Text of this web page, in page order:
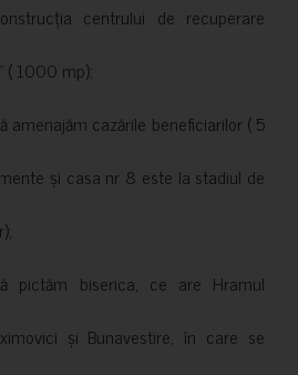
centrului de recuperare
( 1000 mp);
amenajăm cazările beneficiarilor ( 5
și casa nr 8 este la stadiul de
pictăm biserica, ce are Hramul
și Bunavestire, în care se